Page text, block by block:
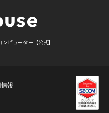
ピューター【公式】
報